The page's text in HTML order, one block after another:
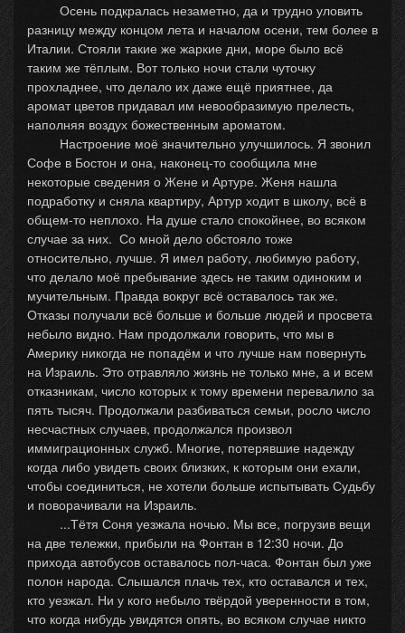
Осень подкралась незаметно, да и трудно уловить
разницу между концом лета и началом осени, тем более в
Италии. Стояли такие же жаркие дни, море было всё
таким же тёплым. Вот только ночи стали чуточку
прохладнее, что делало их даже ещё приятнее, да
аромат цветов придавал им невообразимую прелесть,
наполняя воздух божественным ароматом.
Настроение моё значительно улучшилось. Я звонил
Софе в Бостон и она, наконец-то сообщила мне
некоторые сведения о Жене и Артуре. Женя нашла
подработку и сняла квартиру, Артур ходит в школу, всё в
общем-то неплохо. На душе стало спокойнее, во всяком
случае за них. Со мной дело обстояло тоже
относительно, лучше. Я имел работу, любимую работу,
что делало моё пребывание здесь не таким одиноким и
мучительным. Правда вокруг всё оставалось так же.
Отказы получали всё больше и больше людей и просвета
небыло видно. Нам продолжали говорить, что мы в
Америку никогда не попадём и что лучше нам повернуть
на Израиль. Это отравляло жизнь не только мне, а и всем
отказникам, число которых к тому времени перевалило за
пять тысяч. Продолжали разбиваться семьи, росло число
несчастных случаев, продолжался произвол
иммиграционных служб. Многие, потерявшие надежду
когда либо увидеть своих близких, к которым они ехали,
чтобы соединиться, не хотели больше испытывать Судьбу
и поворачивали на Израиль.
...Тётя Соня уезжала ночью. Мы все, погрузив вещи
на две тележки, прибыли на Фонтан в 12:30 ночи. До
прихода автобусов оставалось пол-часа. Фонтан был уже
полон народа. Слышался плачь тех, кто оставался и тех,
кто уезжал. Ни у кого небыло твёрдой уверенности в том,
что когда нибудь увидятся опять, во всяком случае никто